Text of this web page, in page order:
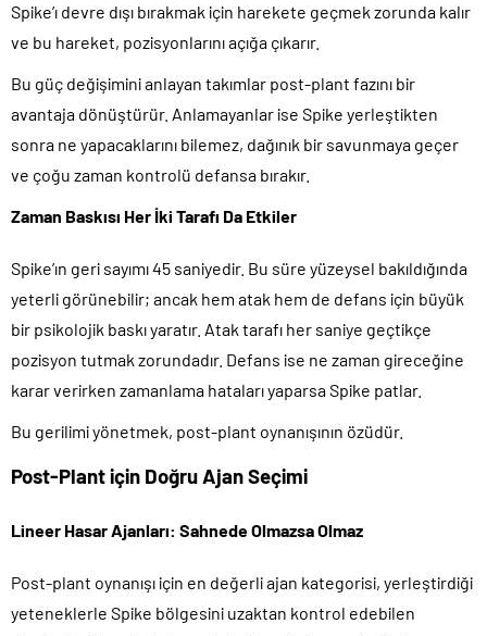
Spike’ı devre dışı bırakmak için harekete geçmek zorunda kalır
ve bu hareket, pozisyonlarını açığa çıkarır.
Bu güç değişimini anlayan takımlar post-plant fazını bir
avantaja dönüştürür. Anlamayanlar ise Spike yerleştikten
sonra ne yapacaklarını bilemez, dağınık bir savunmaya geçer
ve çoğu zaman kontrolü defansa bırakır.
Zaman Baskısı Her İki Tarafı Da Etkiler
Spike’ın geri sayımı 45 saniyedir. Bu süre yüzeysel bakıldığında
yeterli görünebilir; ancak hem atak hem de defans için büyük
bir psikolojik baskı yaratır. Atak tarafı her saniye geçtikçe
pozisyon tutmak zorundadır. Defans ise ne zaman gireceğine
karar verirken zamanlama hataları yaparsa Spike patlar.
Bu gerilimi yönetmek, post-plant oynanışının özüdür.
Post-Plant için Doğru Ajan Seçimi
Lineer Hasar Ajanları: Sahnede Olmazsa Olmaz
Post-plant oynanışı için en değerli ajan kategorisi, yerleştirdiği
yeteneklerle Spike bölgesini uzaktan kontrol edebilen